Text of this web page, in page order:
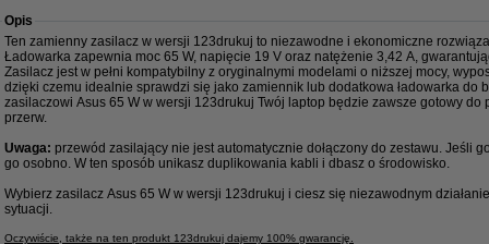
Opis
Ten zamienny zasilacz w wersji 123drukuj to niezawodne i ekonomiczne
Ładowarka zapewnia moc 65 W, napięcie 19 V oraz natężenie 3,42 A,
Zasilacz jest w pełni kompatybilny z oryginalnymi modelami o niższej mocy,
dzięki czemu idealnie sprawdzi się jako zamiennik lub dodatkowa ładowarka do
zasilaczowi Asus 65 W w wersji 123drukuj Twój laptop będzie zawsze gotowy do
przerw.
Uwaga: przewód zasilający nie jest automatycznie dołączony do zestawu. Jeśli
go osobno. W ten sposób unikasz duplikowania kabli i dbasz o środowisko.
Wybierz zasilacz Asus 65 W w wersji 123drukuj i ciesz się niezawodnym
sytuacji.
Oczywiście, także na ten produkt 123drukuj dajemy 100% gwarancję.